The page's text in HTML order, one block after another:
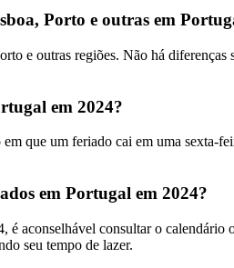
Porto e outras em
e outras regiões. Não há
em 2024?
que um feriado cai em uma sexta-
em Portugal em 2024?
aconselhável consultar o
seu tempo de lazer.